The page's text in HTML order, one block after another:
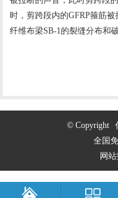
时，剪跨段内的GFRP箍筋
纤维布梁SB-1的裂缝分布和
© Copyright
全国
网